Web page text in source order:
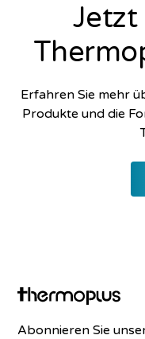
Jetzt
Erfahren Sie mehr
Produkte und die
Abonnieren Sie